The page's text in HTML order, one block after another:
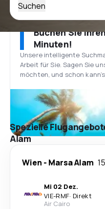
Suchen
Buchen Sie
Minuten!
Unsere intelligente
Arbeit für Sie. Sagen Sie
möchten, und schon
Spezielle
Alam
Wien - Marsa Alam
Mi 02 Dez.
VIE-RMF· Direkt
Air Cairo